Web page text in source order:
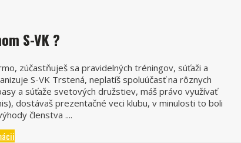
S-VK ?
zúčastňuješ sa pravidelných tréningov, súťaži a
S-VK Trstená, neplatíš spoluúčasť na rôznych
a súťaže svetových družstiev, máš právo využívať
dostávaš prezentačné veci klubu, v minulosti to boli
členstva ....